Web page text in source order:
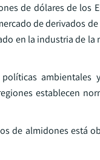
de dólares de los
de derivados
en la industria de la
ambientales
establecen
de almidones está